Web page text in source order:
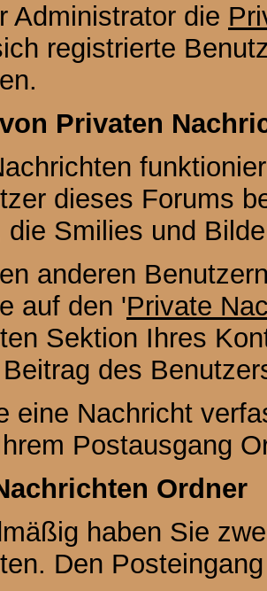
Administrator die
registrierte
Privaten
dieses Forums
die Smilies und
anderen
auf den 'Private
Sektion Ihres
des
eine Nachricht
Postausgang
Ordner
haben Sie
Den